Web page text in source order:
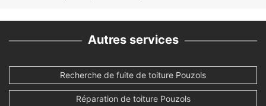
Autres services
Recherche de fuite de toiture Pouzols
Réparation de toiture Pouzols